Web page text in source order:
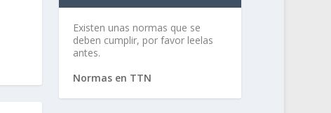
Existen unas normas que se
deben cumplir, por favor leelas
antes.
Normas en TTN